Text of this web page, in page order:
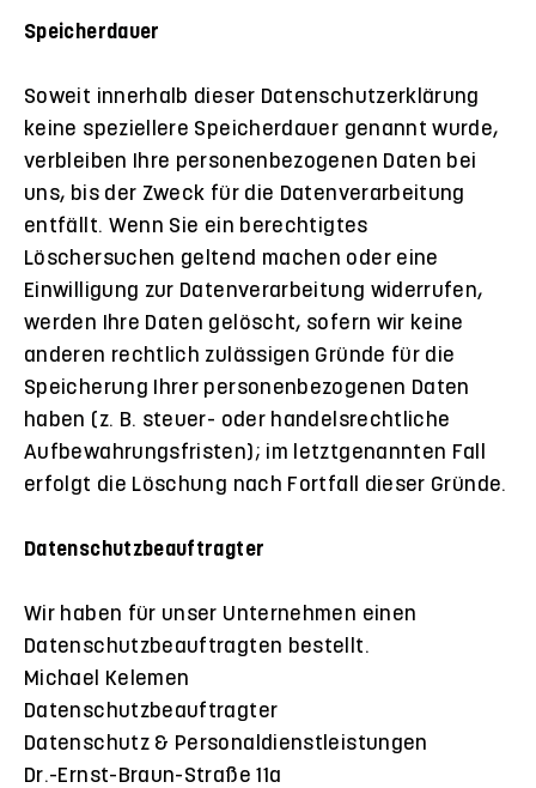
Speicherdauer
Soweit innerhalb dieser Datenschutzerklärung
keine speziellere Speicherdauer genannt wurde,
verbleiben Ihre personenbezogenen Daten bei
uns, bis der Zweck für die Datenverarbeitung
entfällt. Wenn Sie ein berechtigtes
Löschersuchen geltend machen oder eine
Einwilligung zur Datenverarbeitung widerrufen,
werden Ihre Daten gelöscht, sofern wir keine
anderen rechtlich zulässigen Gründe für die
Speicherung Ihrer personenbezogenen Daten
haben (z. B. steuer- oder handelsrechtliche
Aufbewahrungsfristen); im letztgenannten Fall
erfolgt die Löschung nach Fortfall dieser Gründe.
Datenschutzbeauftragter
Wir haben für unser Unternehmen einen
Datenschutzbeauftragten bestellt.
Michael Kelemen
Datenschutzbeauftragter
Datenschutz & Personaldienstleistungen
Dr.-Ernst-Braun-Straße 11a